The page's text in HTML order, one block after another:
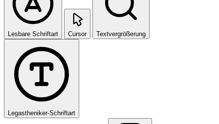
Lesbare Schriftart Cursor Textvergrößerung
Legastheniker-Schriftart